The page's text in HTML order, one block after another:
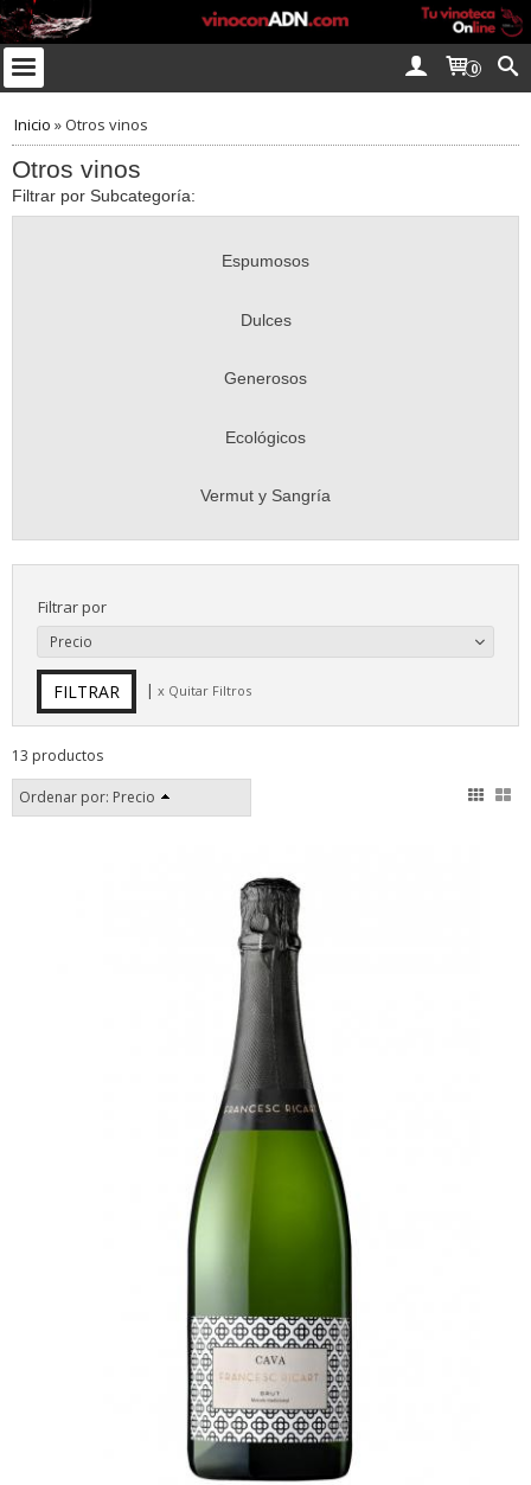
0
Inicio »Otros vinos
Otros vinos
Filtrar por Subcategoría:
Espumosos
Dulces
Generosos
Ecológicos
Vermut y Sangría
Filtrar por
Precio
| x Quitar Filtros
13 productos
Ordenar por: Precio